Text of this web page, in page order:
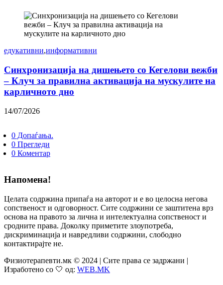
едукативни,информативни
Синхронизација на дишењето со Кегелови вежби
– Клуч за правилна активација на мускулите на
карличното дно
14/07/2026
0 Допаѓања.
0 Прегледи
0 Коментар
Напомена!
Целата содржина припаѓа на авторот и е во целосна негова
сопственост и одговорност. Сите содржини се заштитена врз
основа на правото за лична и интелектуална сопственост и
сродните права. Доколку приметите злоупотреба,
дискриминација и навредливи содржини, слободно
контактирајте не.
Физиотерапевти.мк © 2024 | Сите права се задржани |
Изработено со 🤍 од: WEB.MK